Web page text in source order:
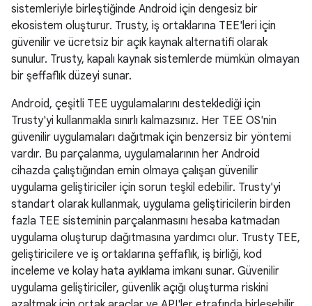
sistemleriyle birleştiğinde Android için dengesiz bir
ekosistem oluşturur. Trusty, iş ortaklarına TEE'leri için
güvenilir ve ücretsiz bir açık kaynak alternatifi olarak
sunulur. Trusty, kapalı kaynak sistemlerde mümkün olmayan
bir şeffaflık düzeyi sunar.
Android, çeşitli TEE uygulamalarını desteklediği için
Trusty'yi kullanmakla sınırlı kalmazsınız. Her TEE OS'nin
güvenilir uygulamaları dağıtmak için benzersiz bir yöntemi
vardır. Bu parçalanma, uygulamalarının her Android
cihazda çalıştığından emin olmaya çalışan güvenilir
uygulama geliştiriciler için sorun teşkil edebilir. Trusty'yi
standart olarak kullanmak, uygulama geliştiricilerin birden
fazla TEE sisteminin parçalanmasını hesaba katmadan
uygulama oluşturup dağıtmasına yardımcı olur. Trusty TEE,
geliştiricilere ve iş ortaklarına şeffaflık, iş birliği, kod
inceleme ve kolay hata ayıklama imkanı sunar. Güvenilir
uygulama geliştiriciler, güvenlik açığı oluşturma riskini